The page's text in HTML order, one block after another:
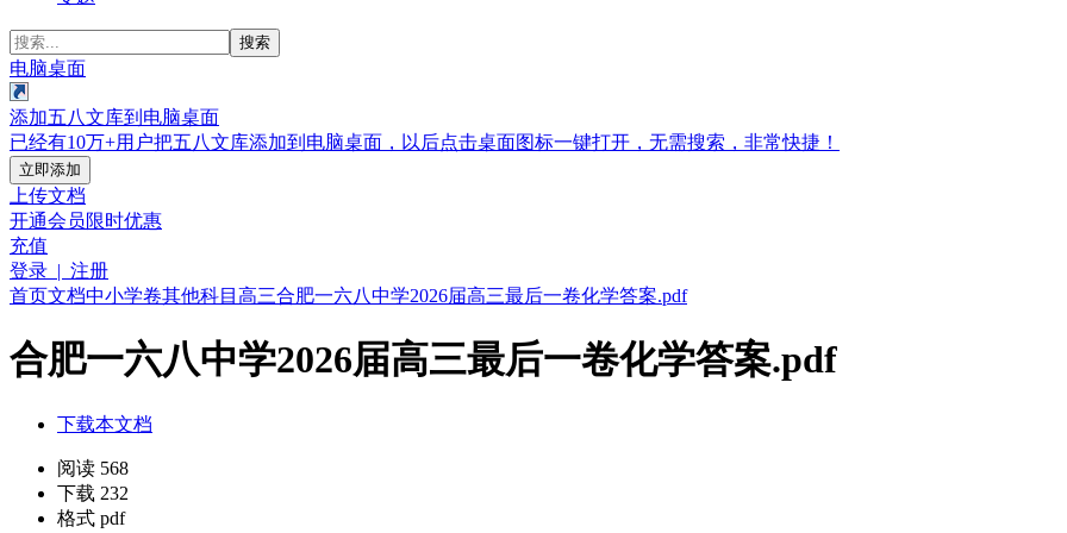
搜索
电脑桌面
添加五八文库到电脑桌面
已经有10万+用户把五八文库添加到电脑桌面，以后点击桌面图标一键打开，无需搜索，非常快捷！
立即添加
上传文档
开通会员限时优惠
充值
登录 | 注册
首页文档中小学卷其他科目 高三合肥一六八中学2026届高三最后一卷化学答案.pdf
合肥一六八中学2026届高三最后一卷化学答案.pdf
下载本文档
阅读 568
下载 232
格式 pdf